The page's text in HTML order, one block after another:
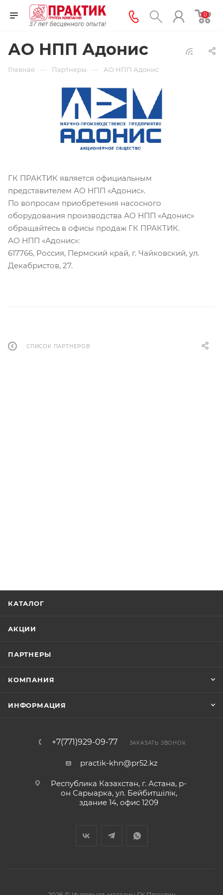
0
АО НПП Адонис
Главная — Партнеры — АО НПП Адонис
ГК ПРАКТИК является официальным
представителем АО НПП «Адонис».
По вопросам приобретения насосного
оборудования производства АО НПП «Адонис»
обращайтесь в офисы продаж ГК ПРАКТИК.
АО НПП «Адонис»:
617766, Россия, Пермский край, г. Чайковский, ул.
Декабристов, 27.
СПИСОК ПАРТНЕРОВ
КАТАЛОГ
АКЦИИ
ПАРТНЕРЫ
КОМПАНИЯ
ИНФОРМАЦИЯ
+7(771)929-09-77 ЗАКАЗАТЬ ЗВОНОК
practik-khn@pr52.kz
Республика Казахстан, г. Астана, р-
он Сарыарка, ул. Бейбитшiлiк,
здание 14, офис 1209